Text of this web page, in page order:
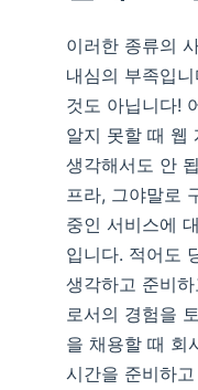
이러한 종류의
내심의 부족입
것도 아닙니다!
알지 못할 때 웹
생각해서도 안
프라, 그야말로
중인 서비스에
입니다. 적어도
생각하고 준비
로서의 경험을
을 채용할 때 회
시간을 준비하